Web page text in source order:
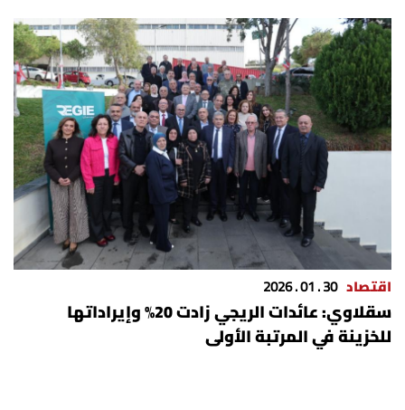
شروط الإشتراك
Digital solutions by
اقتصاد 30 . 01 . 2026
سقلاوي: عائدات الريجي زادت 20% وإيراداتها
للخزينة في المرتبة الأولى